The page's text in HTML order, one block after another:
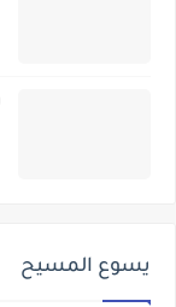
يسوع المسيح